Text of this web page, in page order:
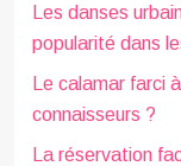
Les danses
popularité dans
Le calamar farci
connaisseurs ?
La réservation